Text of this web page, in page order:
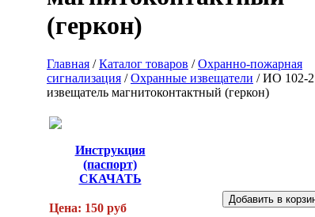
(геркон)
Главная /Каталог товаров /Охранно-пожарная
сигнализация /Охранные извещатели /ИО 102-2
извещатель магнитоконтактный (геркон)
Инструкция
(паспорт)
СКАЧАТЬ
Цена: 150 руб